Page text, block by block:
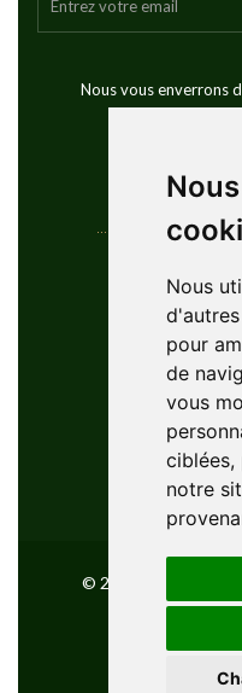
Nous
pour
de
vous
ciblées,
notre
Nous vous enverrons
+41
1950 Sion,
© 2026
Powered